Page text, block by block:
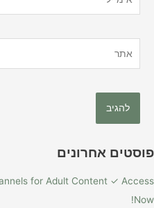
פוסטים אחרונים
for Adult Content ✓ Access
Now!